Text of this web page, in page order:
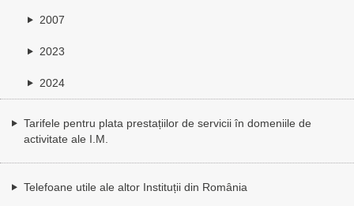
2007
2023
2024
Tarifele pentru plata prestațiilor de servicii în domeniile de
activitate ale I.M.
Telefoane utile ale altor Instituții din România